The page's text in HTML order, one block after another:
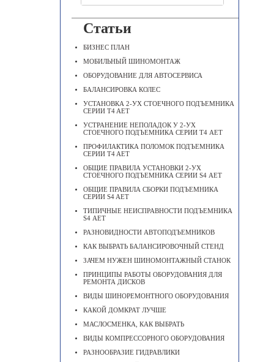
Статьи
БИЗНЕС ПЛАН
МОБИЛЬНЫЙ ШИНОМОНТАЖ
ОБОРУДОВАНИЕ ДЛЯ АВТОСЕРВИСА
БАЛАНСИРОВКА КОЛЕС
УСТАНОВКА 2-УХ СТОЕЧНОГО ПОДЪЕМНИКА
СЕРИИ T4 AET
УСТРАНЕНИЕ НЕПОЛАДОК У 2-УХ
СТОЕЧНОГО ПОДЪЕМНИКА СЕРИИ Т4 АЕТ
ПРОФИЛАКТИКА ПОЛОМОК ПОДЪЕМНИКА
СЕРИИ T4 AET
ОБЩИЕ ПРАВИЛА УСТАНОВКИ 2-УХ
СТОЕЧНОГО ПОДЪЕМНИКА СЕРИИ S4 АЕТ
ОБЩИЕ ПРАВИЛА СБОРКИ ПОДЪЕМНИКА
СЕРИИ S4 AET
ТИПИЧНЫЕ НЕИСПРАВНОСТИ ПОДЪЕМНИКА
S4 АЕТ
РАЗНОВИДНОСТИ АВТОПОДЪЕМНИКОВ
КАК ВЫБРАТЬ БАЛАНСИРОВОЧНЫЙ СТЕНД
ЗАЧЕМ НУЖЕН ШИНОМОНТАЖНЫЙ СТАНОК
ПРИНЦИПЫ РАБОТЫ ОБОРУДОВАНИЯ ДЛЯ
РЕМОНТА ДИСКОВ
ВИДЫ ШИНОРЕМОНТНОГО ОБОРУДОВАНИЯ
КАКОЙ ДОМКРАТ ЛУЧШЕ
МАСЛОСМЕНКА, КАК ВЫБРАТЬ
ВИДЫ КОМПРЕССОРНОГО ОБОРУДОВАНИЯ
РАЗНООБРАЗИЕ ГИДРАВЛИКИ